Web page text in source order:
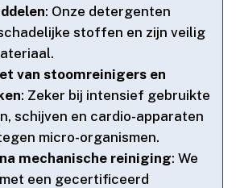
: Onze detergenten
stoffen en zijn veilig
van stoomreinigers en
: Zeker bij intensief gebruikte
schijven en cardio-apparaten
micro-organismen.​
mechanische reiniging: We
een gecertificeerd